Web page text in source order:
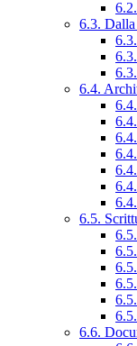
6.3.
6.4.
6.5.
6.6.